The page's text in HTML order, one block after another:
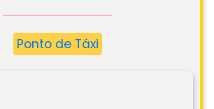
Ponto de Táxi